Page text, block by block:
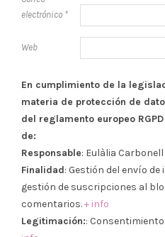
electrónico *
Web
En cumplimiento de la
materia de protección de
del reglamento europeo
de:
Responsable: Eulàlia
Finalidad: Gestión del envío
gestión de suscripciones al
comentarios.+ info
Legitimación::